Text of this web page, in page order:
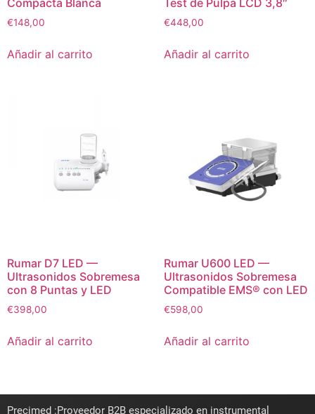
Compacta Blanca
€148,00
Añadir al carrito
Test de Pulpa LCD 3,8″
€448,00
Añadir al carrito
Rumar D7 LED —
Ultrasonidos Sobremesa
con 8 Puntas y LED
€398,00
Añadir al carrito
Rumar U600 LED —
Ultrasonidos Sobremesa
Compatible EMS® con LED
€598,00
Añadir al carrito
Precimed :Proveedor B2B especializado en instrumental